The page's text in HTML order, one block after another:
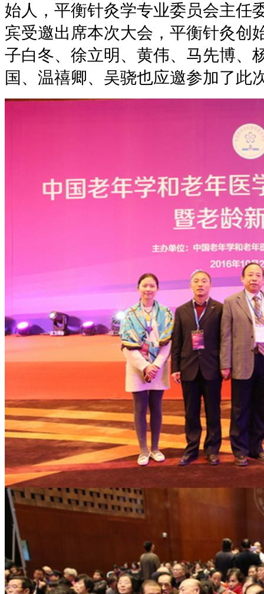
始人，平衡针灸学专业委员会主任
宾受邀出席本次大会，平衡针灸创
子白冬、徐立明、黄伟、马先博、
国、温禧卿、吴骁也应邀参加了此